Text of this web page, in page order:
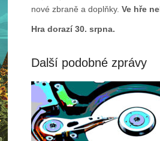
nové zbraně a doplňky. Ve hře
Hra dorazí 30. srpna.
Další podobné zprávy